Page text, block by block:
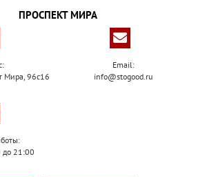
ПРОСПЕКТ МИРА
Мира, 96с16
Email:
info@stogood.ru
до 21:00